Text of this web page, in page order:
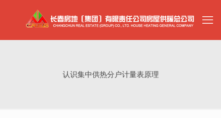
认识集中供热分户计量表原理